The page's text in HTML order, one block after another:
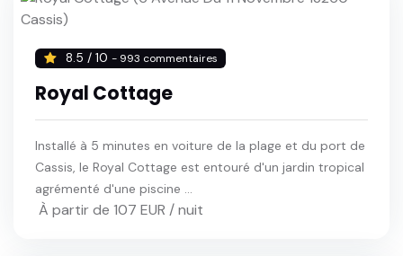
8.5 / 10 - 993 commentaires
Royal Cottage
Installé à 5 minutes en voiture de la plage et du port de
Cassis, le Royal Cottage est entouré d'un jardin tropical
agrémenté d'une piscine ...
À partir de 107 EUR / nuit